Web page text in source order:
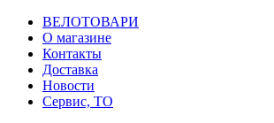
ВЕЛОТОВАРИ
О магазине
Контакты
Доставка
Новости
Сервис, ТО